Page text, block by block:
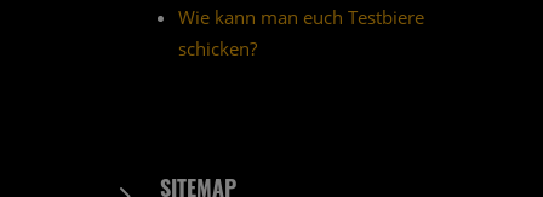
Wie kann man euch Testbiere
schicken?
SITEMAP